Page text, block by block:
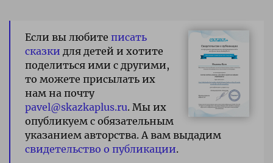
Если вы любите писать
сказки для детей и хотите
поделиться ими с другими,
то можете присылать их
нам на почту
pavel@skazkaplus.ru. Мы их
опубликуем с обязательным
указанием авторства. А вам выдадим
свидетельство о публикации.